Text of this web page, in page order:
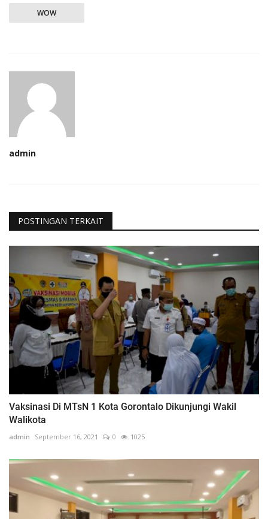
WOW
admin
POSTINGAN TERKAIT
Vaksinasi Di MTsN 1 Kota Gorontalo Dikunjungi Wakil
Walikota
admin September 16, 2021 0 1025